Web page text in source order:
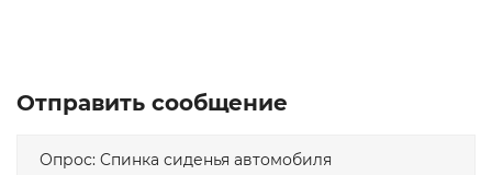
Отправить сообщение